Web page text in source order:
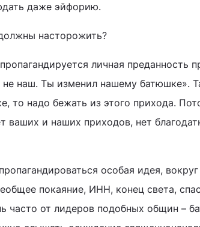
даже эйфорию.
насторожить?
личная преданность
наш. Ты изменил нашему батюшке».
то надо бежать из этого прихода.
ваших и наших приходов, нет
особая идея,
покаяние, ИНН, конец света,
часто от лидеров подобных общин –